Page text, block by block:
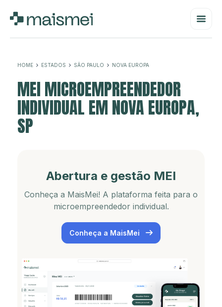
HOME ESTADOS SÃO PAULO NOVA EUROPA
MEI MICROEMPREENDEDOR
INDIVIDUAL EM NOVA EUROPA,
SP
Abertura e gestão MEI
Conheça a MaisMei! A plataforma feita para o
microempreendedor individual.
Conheça a MaisMei